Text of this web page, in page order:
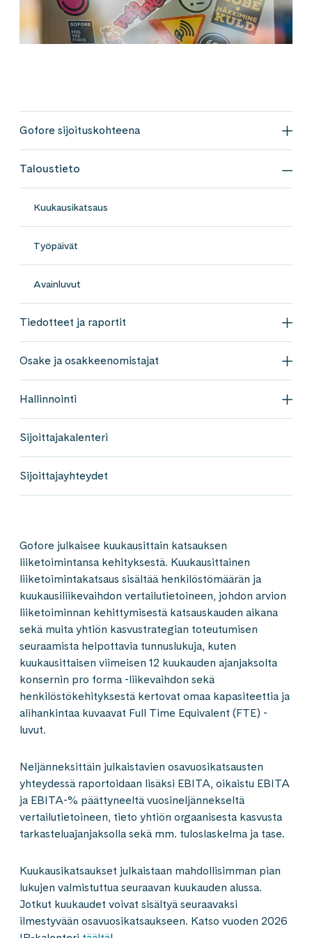
Gofore sijoituskohteena
Taloustieto
Kuukausikatsaus
Työpäivät
Avainluvut
Tiedotteet ja raportit
Osake ja osakkeenomistajat
Hallinnointi
Sijoittajakalenteri
Sijoittajayhteydet
Gofore julkaisee kuukausittain katsauksen
liiketoimintansa kehityksestä. Kuukausittainen
liiketoimintakatsaus sisältää henkilöstömäärän ja
kuukausiliikevaihdon vertailutietoineen, johdon arvion
liiketoiminnan kehittymisestä katsauskauden aikana
sekä muita yhtiön kasvustrategian toteutumisen
seuraamista helpottavia tunnuslukuja, kuten
kuukausittaisen viimeisen 12 kuukauden ajanjaksolta
konsernin pro forma -liikevaihdon sekä
henkilöstökehityksestä kertovat omaa kapasiteettia ja
alihankintaa kuvaavat Full Time Equivalent (FTE) -
luvut.
Neljänneksittäin julkaistavien osavuosikatsausten
yhteydessä raportoidaan lisäksi EBITA, oikaistu EBITA
ja EBITA-% päättyneeltä vuosineljännekseltä
vertailutietoineen, tieto yhtiön orgaanisesta kasvusta
tarkasteluajanjaksolla sekä mm. tuloslaskelma ja tase.
Kuukausikatsaukset julkaistaan mahdollisimman pian
lukujen valmistuttua seuraavan kuukauden alussa.
Jotkut kuukaudet voivat sisältyä seuraavaksi
ilmestyvään osavuosikatsaukseen. Katso vuoden 2026